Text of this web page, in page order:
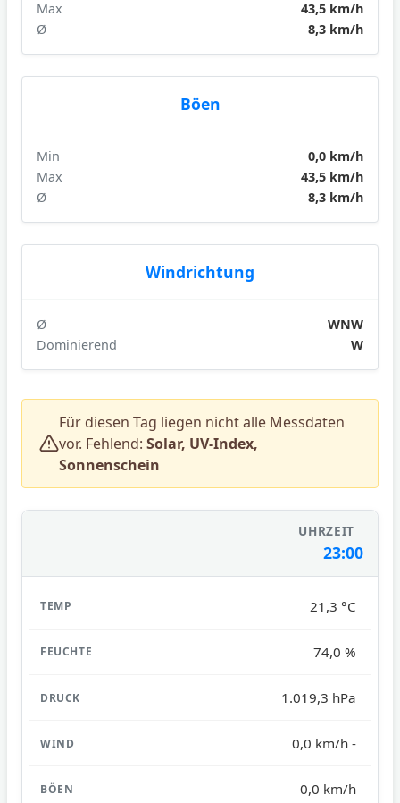
Max
43,5 km/h
Ø
8,3 km/h
Böen
Min
0,0 km/h
Max
43,5 km/h
Ø
8,3 km/h
Windrichtung
Ø
WNW
Dominierend
W
Für diesen Tag liegen nicht alle Messdaten
vor. Fehlend:Solar, UV-Index,
Sonnenschein
23:00
21,3 °C
74,0 %
1.019,3 hPa
0,0 km/h -
0,0 km/h